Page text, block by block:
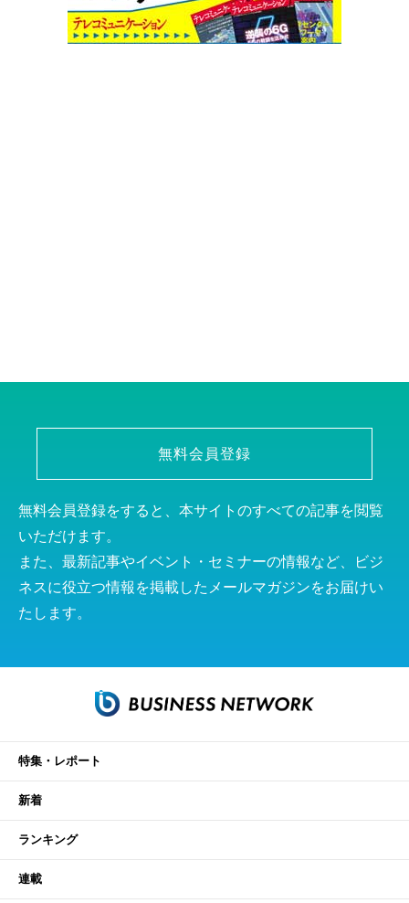
無料会員登録
無料会員登録をすると、本サイトのすべての記事を閲覧
いただけます。
また、最新記事やイベント・セミナーの情報など、ビジ
ネスに役立つ情報を掲載したメールマガジンをお届けい
たします。
特集・レポート
新着
ランキング
連載